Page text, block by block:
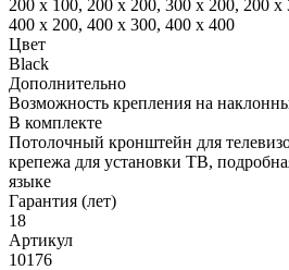
200 x 100, 200 x 200, 300 x 200, 200
400 x 200, 400 x 300, 400 x 400
Цвет
Black
Дополнительно
Возможность крепления на
В комплекте
Потолочный кронштейн для
крепежа для установки ТВ,
языке
Гарантия (лет)
18
Артикул
10176